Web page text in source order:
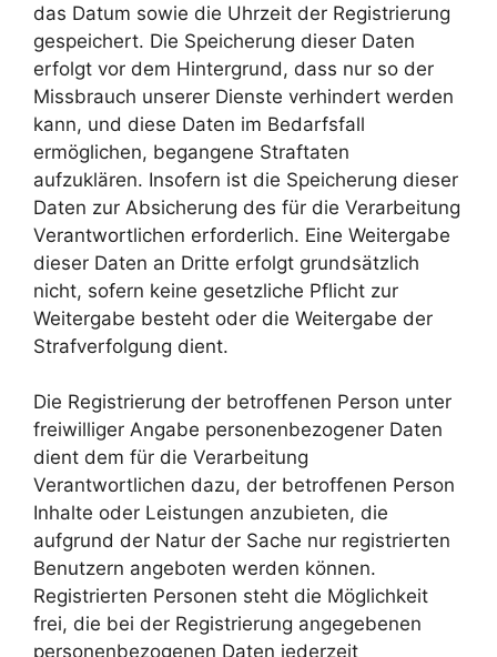
das Datum sowie die Uhrzeit der Registrierung
gespeichert. Die Speicherung dieser Daten
erfolgt vor dem Hintergrund, dass nur so der
Missbrauch unserer Dienste verhindert werden
kann, und diese Daten im Bedarfsfall
ermöglichen, begangene Straftaten
aufzuklären. Insofern ist die Speicherung dieser
Daten zur Absicherung des für die Verarbeitung
Verantwortlichen erforderlich. Eine Weitergabe
dieser Daten an Dritte erfolgt grundsätzlich
nicht, sofern keine gesetzliche Pflicht zur
Weitergabe besteht oder die Weitergabe der
Strafverfolgung dient.
Die Registrierung der betroffenen Person unter
freiwilliger Angabe personenbezogener Daten
dient dem für die Verarbeitung
Verantwortlichen dazu, der betroffenen Person
Inhalte oder Leistungen anzubieten, die
aufgrund der Natur der Sache nur registrierten
Benutzern angeboten werden können.
Registrierten Personen steht die Möglichkeit
frei, die bei der Registrierung angegebenen
personenbezogenen Daten jederzeit